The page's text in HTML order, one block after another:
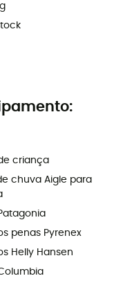
criança
chuva Aigle para
penas Pyrenex
Helly Hansen